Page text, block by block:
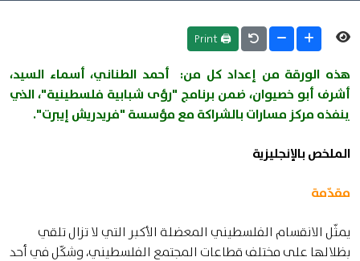
🖨 Print
هذه الورقة من إعداد كل من: أحمد الطناني، أسماء السيد،
أشرف أبو خصيوان، ضمن برنامج "رؤى شبابية فلسطينية"، الذي
ينفذه مركز مسارات بالشراكة مع مؤسسة "فريدريش إيبرت".
الملخص بالإنجليزية
مقدّمة
يمثّل الانقسام الفلسطيني المعضلة الأكبر التي لا تزال تلقي
بظلالها على مختلف قطاعات المجتمع الفلسطيني، وشكّل في أحد